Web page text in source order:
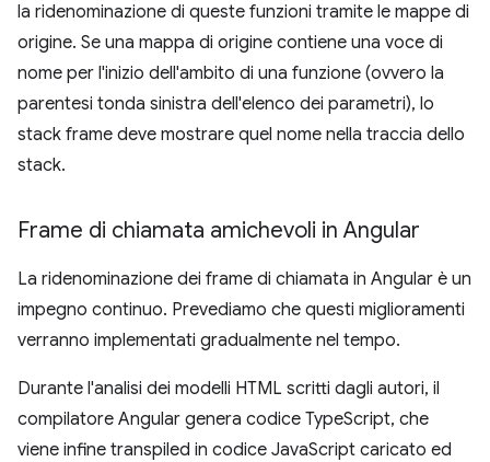
la ridenominazione di queste funzioni tramite le mappe di
origine. Se una mappa di origine contiene una voce di
nome per l'inizio dell'ambito di una funzione (ovvero la
parentesi tonda sinistra dell'elenco dei parametri), lo
stack frame deve mostrare quel nome nella traccia dello
stack.
Frame di chiamata amichevoli in Angular
La ridenominazione dei frame di chiamata in Angular è un
impegno continuo. Prevediamo che questi miglioramenti
verranno implementati gradualmente nel tempo.
Durante l'analisi dei modelli HTML scritti dagli autori, il
compilatore Angular genera codice TypeScript, che
viene infine transpiled in codice JavaScript caricato ed